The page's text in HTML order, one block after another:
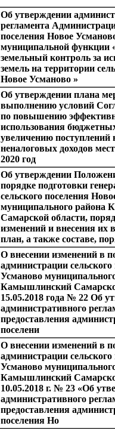
Об утверждении
регламента
поселения Новое
муниципальной
земельный контроль за
земель на территории
Новое Усманово »
Об утверждении плана
выполнению условий
по повышению
использования
увеличению поступлений
неналоговых доходов
2020 год
Об утверждении
порядке подготовки
сельского поселения
муниципального района
Самарской области,
изменений и внесения их
план, а также составе,
О внесении изменений в
администрации
Усманово
Камышлинский
15.05.2018 года № 22 Об
административного
предоставления
поселени
О внесении изменений в
администрации
Усманово
Камышлинский
10.05.2018 г. № 23 «Об
административного
предоставления
поселения Но